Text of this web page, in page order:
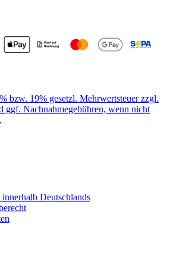
bzw. 19% gesetzl. Mehrwertsteuer zzgl.
ggf. Nachnahmegebühren, wenn nicht
Deutschlands